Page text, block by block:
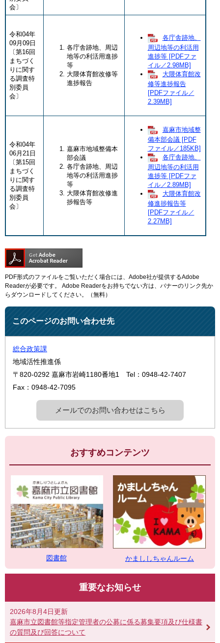
会〕
令和04年
09月09日
〔第16回
まちづく
りに関す
る調査特
別委員
会〕
各庁舎跡地、周辺
地等の利活用進捗
等
大隈体育館改修等
進捗報告
各庁舎跡地、
周辺地等の利活用
進捗等 [PDFファ
イル／2.98MB]
大隈体育館改
修等進捗報告
[PDFファイル／
2.39MB]
令和04年
06月21日
〔第15回
まちづく
りに関す
る調査特
別委員
会〕
嘉麻市地域整備本
部会議
各庁舎跡地、周辺
地等の利活用進捗
等
大隈体育館改修進
捗報告等
嘉麻市地域整
備本部会議 [PDF
ファイル／185KB]
各庁舎跡地、
周辺地等の利活用
進捗等 [PDFファ
イル／2.89MB]
大隈体育館改
修進捗報告等
[PDFファイル／
2.27MB]
PDF形式のファイルをご覧いただく場合には、Adobe社が提供するAdobe
Readerが必要です。
Adobe Readerをお持ちでない方は、バナーのリンク先か
らダウンロードしてください。（無料）
このページのお問い合わせ先
総合政策課
地域活性推進係
〒820-0292 嘉麻市岩崎1180番地1
Tel：0948-42-7407
Fax：0948-42-7095
メールでのお問い合わせはこちら
おすすめコンテンツ
図書館 かまししちゃんルーム
重要なお知らせ
2026年8月4日更新
嘉麻市立図書館等指定管理者の公募に係る募集要項及び仕様書
の質問及び回答について